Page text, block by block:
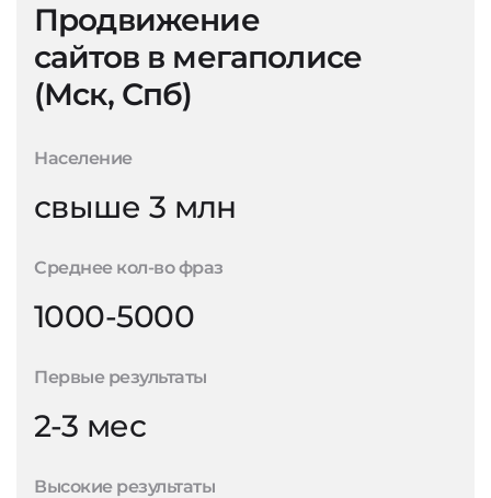
Продвижение
сайтов в мегаполисе
(Мск, Спб)
Население
свыше 3 млн
Среднее кол-во фраз
1000-5000
Первые результаты
2-3 мес
Высокие результаты